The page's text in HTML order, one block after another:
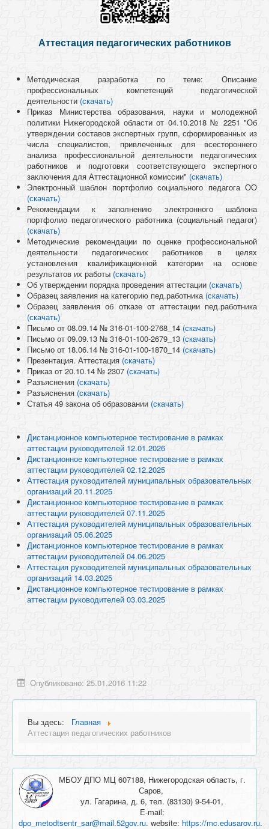
Аттестация педагогических работников
Методическая разработка по теме: Описание
профессиональных компетенций педагогической
деятельности (скачать)
Приказ Министерства образования, науки и молодежной
политики Нижегородской области от 04.10.2018 № 2251 "Об
утверждении составов экспертных групп, сформированных из
числа специалистов, привлеченных для всестороннего
анализа профессиональной деятельности педагогических
работников и подготовки соответствующего экспертного
заключения для Аттестационной комиссии" (скачать)
Электронный шаблон портфолио социального педагога ОО
(скачать)
Рекомендации к заполнению электронного шаблона
портфолио педагогического работника (социальный педагог)
(скачать)
Методические рекомендации по оценке профессиональной
деятельности педагогических работников в целях
установления квалификационной категории на основе
результатов их работы (скачать)
Об утверждении порядка проведения аттестации (скачать)
Образец заявления на категорию пед.работника (скачать)
Образец заявления об отказе от аттестации пед.работника
(скачать)
Письмо от 08.09.14 № 316-01-100-2768_14 (скачать)
Письмо от 09.09.13 № 316-01-100-2679_13 (скачать)
Письмо от 18.06.14 № 316-01-100-1870_14 (скачать)
Презентация. Аттестация (скачать)
Приказ от 20.10.14 № 2307 (скачать)
Разъяснения (скачать)
Разъяснения (скачать)
Статья 49 закона об образовании (скачать)
Дистанционное компьютерное тестирование в рамках
аттестации руководителей 12.01.2026
Дистанционное компьютерное тестирование в рамках
аттестации руководителей 02.12.2025
Аттестация руководителей муниципальных образовательных
организаций 20.11.2025
Дистанционное компьютерное тестирование в рамках
аттестации руководителей 07.11.2025
Аттестация руководителей муниципальных образовательных
организаций 05.06.2025
Дистанционное компьютерное тестирование в рамках
аттестации руководителей 04.06.2025
Аттестация руководителей муниципальных образовательных
организаций 14.03.2025
Дистанционное компьютерное тестирование в рамках
аттестации руководителей 03.03.2025
Опубликовано: 25.01.2016 11:22
Вы здесь:
Главная
Аттестация педагогических работников
МБОУ ДПО МЦ 607188, Нижегородская область, г.
Саров,
ул. Гагарина, д. 6, тел. (83130) 9-54-01,
E-mail:
dpo_metodtsentr_sar@mail.52gov.ru. website: https://mc.edusarov.ru.